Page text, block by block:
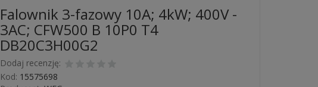
Falownik 3-fazowy 10A; 4kW; 400V -
3AC; CFW500 B 10P0 T4
DB20C3H00G2
Dodaj recenzję:
Kod: 15575698